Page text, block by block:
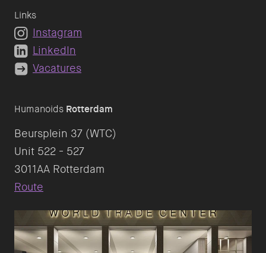
Humanoids Rotterdam
Beursplein 37 (WTC)
Unit 522 - 527
Route
Links
Instagram
LinkedIn
Vacatures